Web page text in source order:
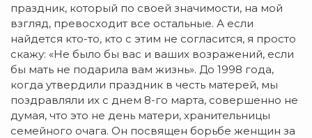
праздник, который по своей значимости, на мой
взгляд, превосходит все остальные. А если
найдется кто-то, кто с этим не согласится, я просто
скажу: «Не было бы вас и ваших возражений, если
бы мать не подарила вам жизнь». До 1998 года,
когда утвердили праздник в честь матерей, мы
поздравляли их с днем 8-го марта, совершенно не
думая, что это не день матери, хранительницы
семейного очага. Он посвящен борьбе женщин за